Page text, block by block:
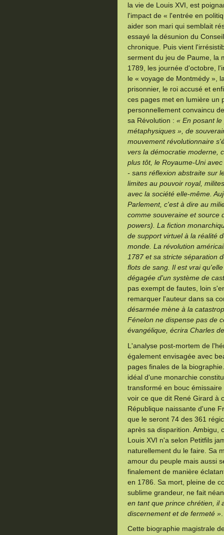
la vie de Louis XVI, est
l'impact de « l'entrée en
aider son mari qui semblait
essayé la désunion du
chronique. Puis vient
serment du jeu de Paume, la
1789, les journée d'octobre,
le « voyage de Montmédy »,
prisonnier, le roi accusé et
ces pages met en lumière un
personnellement convaincu
sa Révolution : « En posant
métaphysiques », de
mouvement révolutionnaire
vers la démocratie moderne,
plus tôt, le Royaume-Uni
- sans réflexion abstraite sur
limites au pouvoir royal,
avec la société elle-même.
Parlement, c'est à dire au
comme souveraine et source
powers). La fiction
de support virtuel à la réalité
monde. La révolution
1787 et sa stricte séparation
flots de sang. Il est vrai
dégagée d'un système de
pas exempt de fautes, loin
remarquer l'auteur dans sa
désarmée mène à la
Fénelon ne dispense pas de
évangélique, écrira Charles
L'analyse post-mortem de
également envisagée avec
pages finales de la
idéal d'une monarchie
transformé en bouc
voir ce que dit René Girard à
République naissante d'une
que le seront 74 des 361
après sa disparition. Ambigu,
Louis XVI n'a selon Petitfils
naturellement du le faire. Sa
amour du peuple mais aussi
finalement de manière
en 1786. Sa mort, pleine de
sublime grandeur, ne fait
en tant que prince chrétien, il
discernement et de fermeté »
Cette biographie magistrale